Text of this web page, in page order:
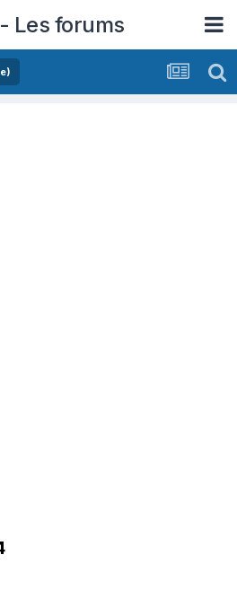
Les forums